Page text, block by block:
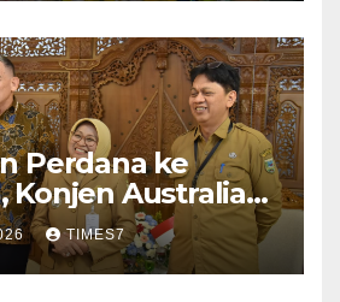
Perdana ke
Konjen Australia
Sama Pariwisata
TIMES7